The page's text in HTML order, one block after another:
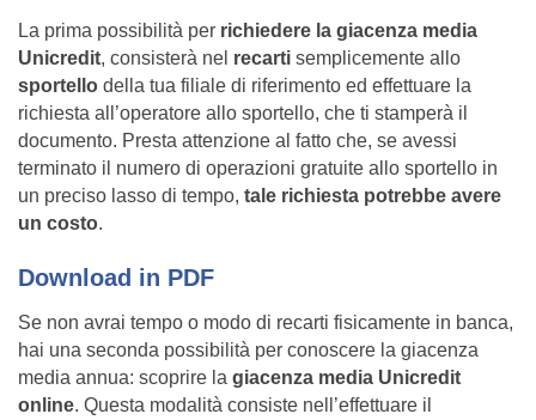
La prima possibilità per richiedere la giacenza media
Unicredit, consisterà nel recarti semplicemente allo
sportello della tua filiale di riferimento ed effettuare la
richiesta all’operatore allo sportello, che ti stamperà il
documento. Presta attenzione al fatto che, se avessi
terminato il numero di operazioni gratuite allo sportello in
un preciso lasso di tempo, tale richiesta potrebbe avere
un costo.
Download in PDF
Se non avrai tempo o modo di recarti fisicamente in banca,
hai una seconda possibilità per conoscere la giacenza
media annua: scoprire la giacenza media Unicredit
online. Questa modalità consiste nell’effettuare il